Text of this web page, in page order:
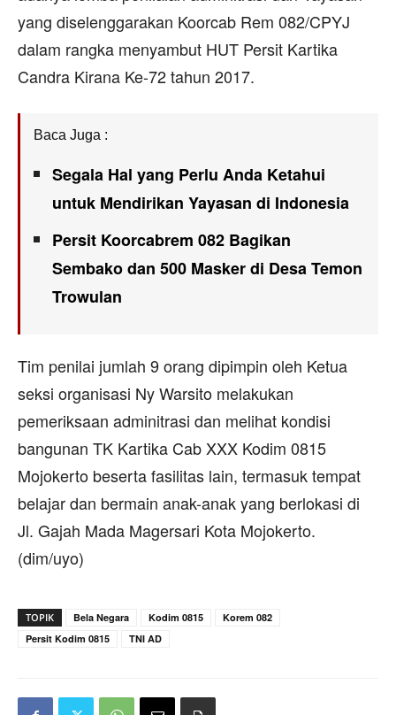
yang diselenggarakan Koorcab Rem 082/CPYJ
dalam rangka menyambut HUT Persit Kartika
Candra Kirana Ke-72 tahun 2017.
Baca Juga :
Segala Hal yang Perlu Anda Ketahui
untuk Mendirikan Yayasan di Indonesia
Persit Koorcabrem 082 Bagikan
Sembako dan 500 Masker di Desa Temon
Trowulan
Tim penilai jumlah 9 orang dipimpin oleh Ketua
seksi organisasi Ny Warsito melakukan
pemeriksaan adminitrasi dan melihat kondisi
bangunan TK Kartika Cab XXX Kodim 0815
Mojokerto beserta fasilitas lain, termasuk tempat
belajar dan bermain anak-anak yang berlokasi di
Jl. Gajah Mada Magersari Kota Mojokerto.
(dim/uyo)
TOPIK Bela Negara Kodim 0815
Korem 082
Persit Kodim 0815
TNI AD